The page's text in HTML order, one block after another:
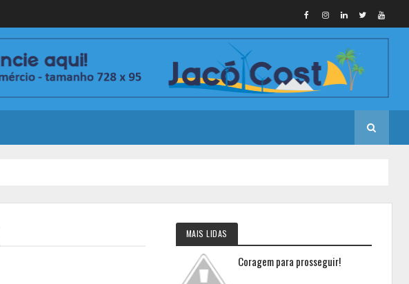
MAIS LIDAS
Coragem para prosseguir!